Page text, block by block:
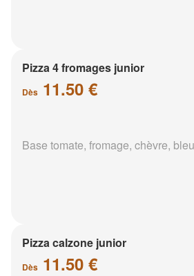
Pizza 4 fromages junior
Dès 11.50 €
Base tomate, fromage, chèvre,
Pizza calzone junior
Dès 11.50 €